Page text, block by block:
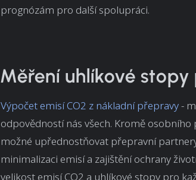
prognózám pro další spolupráci.
Měření uhlíkové stopy
Výpočet emisí CO2 z nákladní přepravy-
odpovědností nás všech. Kromě
možné upřednostňovat přepravní
minimalizaci emisí a zajištění ochrany
velikost emisí CO2 a uhlíkové stopy pro